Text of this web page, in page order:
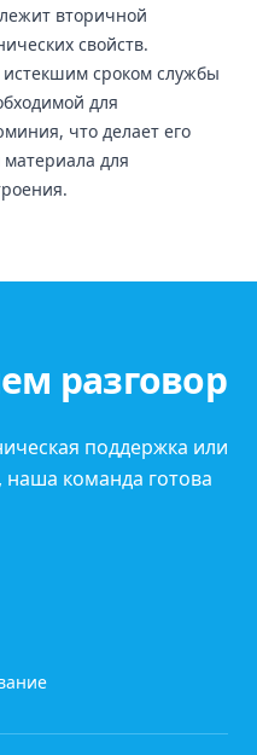
вторичной
свойств.
истекшим сроком службы
для
что делает его
для
разговор
поддержка или
команда готова